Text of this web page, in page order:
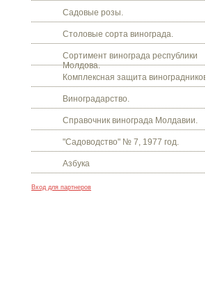
Садовые розы.
Столовые сорта винограда.
Сортимент винограда республики
Молдова.
Комплексная защита виноградников.
Виноградарство.
Справочник винограда Молдавии.
"Садоводство" № 7, 1977 год.
Азбука
Вход для партнеров